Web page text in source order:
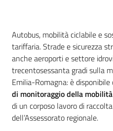
Seguici
su
Introduzione
Autobus, mobilità ciclabile e
tariffaria. Strade e sicurezza
anche aeroporti e settore
trecentosessanta gradi sulla
Emilia-Romagna: è disponibile
di monitoraggio della
di un corposo lavoro di
dell’Assessorato regionale.